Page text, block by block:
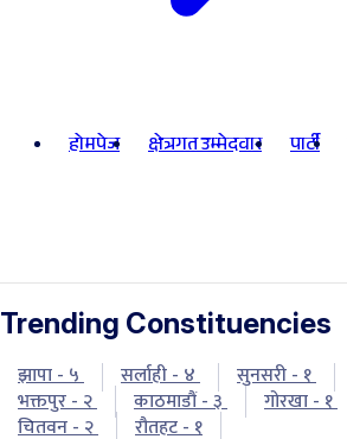
होमपेज क्षेत्रगत उम्मेदवार पार्टी
Trending Constituencies
झापा - ५ सर्लाही - ४ सुनसरी - १
भक्तपुर - २
काठमाडौं - ३ गोरखा - १
चितवन - २
रौतहट - १